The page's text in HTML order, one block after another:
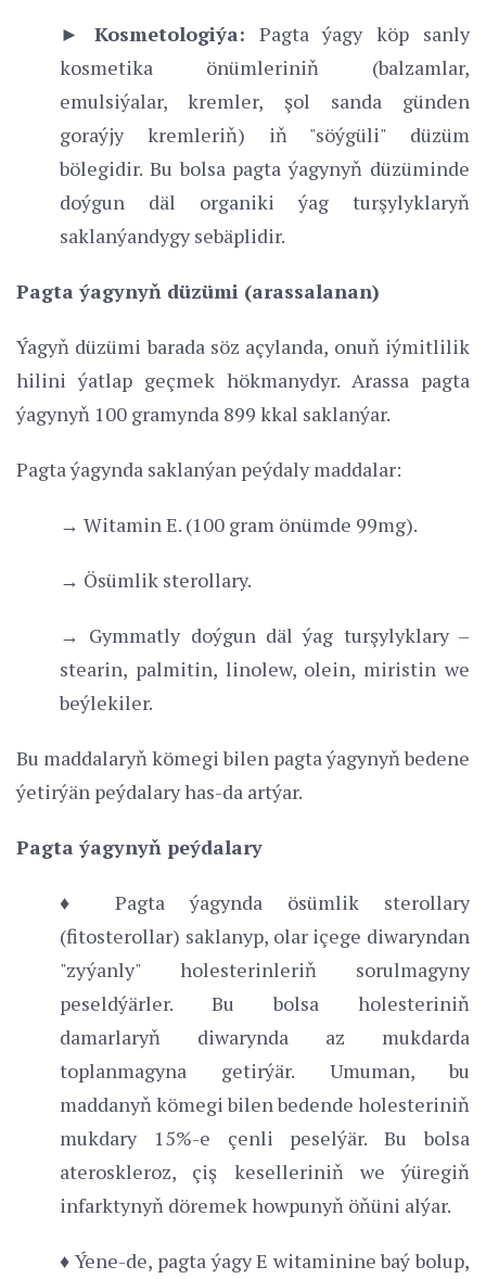
► Kosmetologiýa: Pagta ýagy köp sanly
kosmetika önümleriniň (balzamlar,
emulsiýalar, kremler, şol sanda günden
goraýjy kremleriň) iň "söýgüli" düzüm
bölegidir. Bu bolsa pagta ýagynyň düzüminde
doýgun däl organiki ýag turşylyklaryň
saklanýandygy sebäplidir.
Pagta ýagynyň düzümi (arassalanan)
Ýagyň düzümi barada söz açylanda, onuň iýmitlilik
hilini ýatlap geçmek hökmanydyr. Arassa pagta
ýagynyň 100 gramynda 899 kkal saklanýar.
Pagta ýagynda saklanýan peýdaly maddalar:
→ Witamin E. (100 gram önümde 99mg).
→ Ösümlik sterollary.
→ Gymmatly doýgun däl ýag turşylyklary –
stearin, palmitin, linolew, olein, miristin we
beýlekiler.
Bu maddalaryň kömegi bilen pagta ýagynyň bedene
ýetirýän peýdalary has-da artýar.
Pagta ýagynyň peýdalary
♦ Pagta ýagynda ösümlik sterollary
(fitosterollar) saklanyp, olar içege diwaryndan
"zyýanly" holesterinleriň sorulmagyny
peseldýärler. Bu bolsa holesteriniň
damarlaryň diwarynda az mukdarda
toplanmagyna getirýär. Umuman, bu
maddanyň kömegi bilen bedende holesteriniň
mukdary 15%-e çenli peselýär. Bu bolsa
ateroskleroz, çiş keselleriniň we ýüregiň
infarktynyň döremek howpunyň öňüni alýar.
♦ Ýene-de, pagta ýagy E witaminine baý bolup,